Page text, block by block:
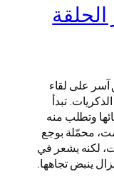
آسر على لقاء
تبدأ
وتطلب منه
محمّلة بوجع
لكنه يشعر في
ينبض تجاهها.